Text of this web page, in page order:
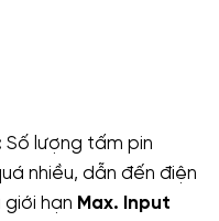
Số lượng tấm pin
nhiều, dẫn đến điện
hạn Max. Input